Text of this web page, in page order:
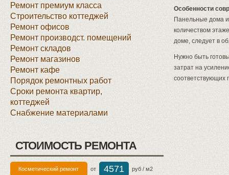
Ремонт премиум класса
Строительство коттеджей
Ремонт офисов
Ремонт производст. помещений
Ремонт складов
Ремонт магазинов
Ремонт кафе
Порядок ремонтных работ
Сроки ремонта квартир,
коттеджей
Снабжение материалами
СТОИМОСТЬ РЕМОНТА
Косметический ремонт от 4571 руб / м2
Особенности
Панельные дома
количеством
доме, следует в
Нужно быть
затрат на
соответствующих